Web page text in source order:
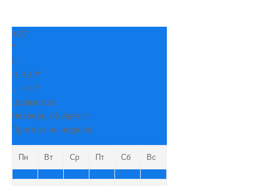
+27
°
C
H: +27°
L: +17°
Шарыпово
Четверг, 06 Август
Прогноз на неделю
Пн Вт Ср Пт Сб Вс